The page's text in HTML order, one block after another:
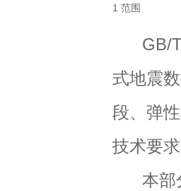
1 范围
GB/T
式地震
段、弹
技术要
本部分